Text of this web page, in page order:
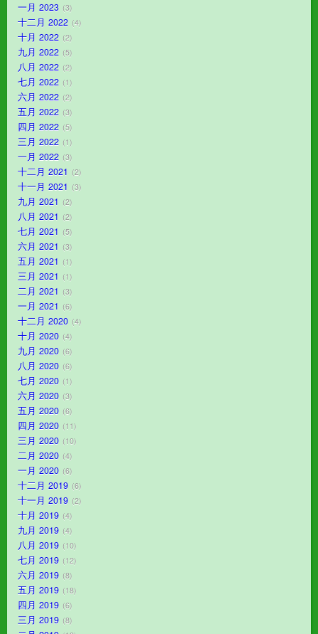
一月 2023 3
十二月 2022 4
十月 2022 2
九月 2022 5
八月 2022 2
七月 2022 1
六月 2022 2
五月 2022 3
四月 2022 5
三月 2022 1
一月 2022 3
十二月 2021 2
十一月 2021 3
九月 2021 2
八月 2021 2
七月 2021 5
六月 2021 3
五月 2021 1
三月 2021 1
二月 2021 3
一月 2021 6
十二月 2020 4
十月 2020 4
九月 2020 6
八月 2020 6
七月 2020 1
六月 2020 3
五月 2020 6
四月 2020 11
三月 2020 10
二月 2020 4
一月 2020 6
十二月 2019 6
十一月 2019 2
十月 2019 4
九月 2019 4
八月 2019 10
七月 2019 12
六月 2019 8
五月 2019 18
四月 2019 6
三月 2019 8